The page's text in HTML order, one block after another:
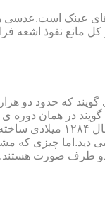
های عینک
نفوذ اشعه
که حدود دو
در همان دوره ی
طرف صورت